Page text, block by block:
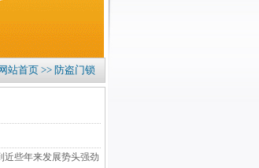
网站首页 >> 防盗门锁
近些年来发展势头强劲